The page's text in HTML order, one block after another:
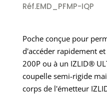
Réf.EMD_PFMP-IQP
Poche conçue pour
d'accéder rapidement
200P ou à un IZLID®
coupelle semi-rigide
corps de l'émetteur